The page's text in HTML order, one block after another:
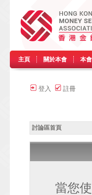
主頁 關於本會 本
登入 註冊
討論區首頁
當您